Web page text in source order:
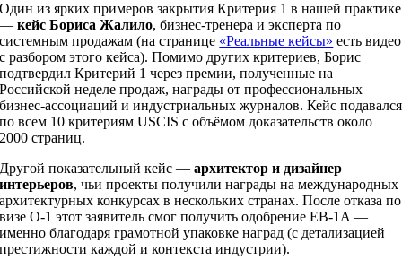
Один из ярких примеров закрытия Критерия 1 в нашей практике
—кейс Бориса Жалило, бизнес-тренера и эксперта по
системным продажам (на странице «Реальные кейсы» есть видео
с разбором этого кейса). Помимо других критериев, Борис
подтвердил Критерий 1 через премии, полученные на
Российской неделе продаж, награды от профессиональных
бизнес-ассоциаций и индустриальных журналов. Кейс подавался
по всем 10 критериям USCIS с объёмом доказательств около
2000 страниц.
Другой показательный кейс —архитектор и дизайнер
интерьеров, чьи проекты получили награды на международных
архитектурных конкурсах в нескольких странах. После отказа по
визе O-1 этот заявитель смог получить одобрение EB-1A —
именно благодаря грамотной упаковке наград (с детализацией
престижности каждой и контекста индустрии).